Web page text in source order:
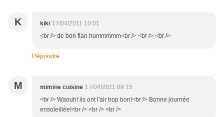
K kiki 17/04/2011 10:01
<br /> de bon flan hummmmm<br /> <br /> <br />
Répondre
M mimine cuisine 17/04/2011 09:15
<br /> Waouh! ils ont l'air trop bon!<br /> Bonne journée
ensoleillée!<br /> <br /> <br />